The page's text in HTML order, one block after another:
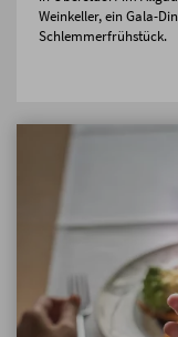
Weinkeller, ein Gala-
Schlemmerfrühstück.